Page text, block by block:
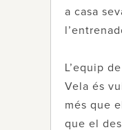
a casa
L’equip
Vela és
més que
que el